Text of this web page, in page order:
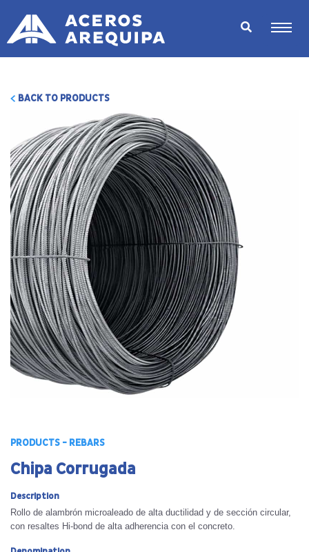
BACK TO PRODUCTS
PRODUCTS - REBARS
Chipa Corrugada
Description
Rollo de alambrón microaleado de alta ductilidad y de sección circular,
con resaltes Hi-bond de alta adherencia con el concreto.